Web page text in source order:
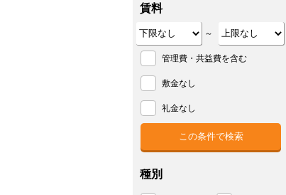
賃料
～
管理費・共益費を含む
敷金なし
礼金なし
種別